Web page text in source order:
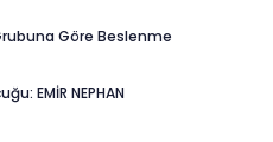
Göre Beslenme
EMİR NEPHAN